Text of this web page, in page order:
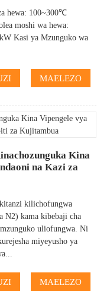
hewa: 100~300℃
moshi wa hewa:
Kasi ya Mzunguko wa
MAELEZO
Kina
na Kazi za
kilichofungwa
N2) kama kibebaji cha
uliofungwa. Ni
miyeyusho ya
MAELEZO